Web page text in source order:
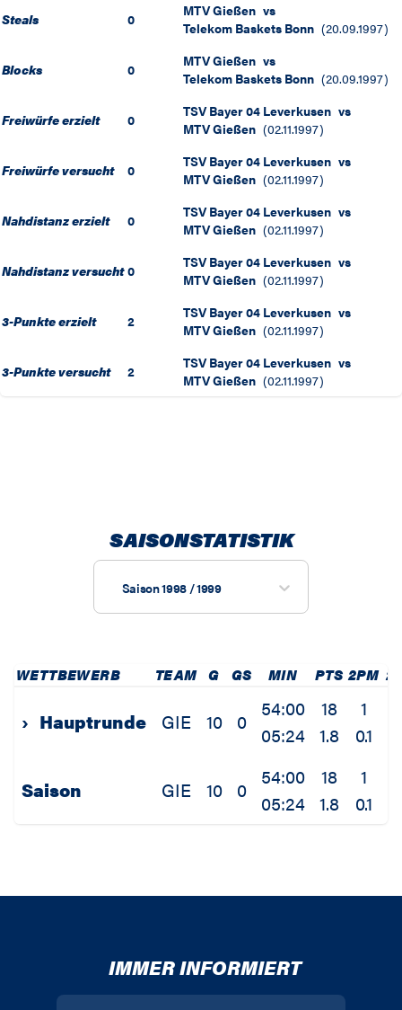
Steals 0 MTV Gießen vs
Telekom Baskets Bonn (20.09.1997)
Blocks 0 MTV Gießen vs
Telekom Baskets Bonn (20.09.1997)
Freiwürfe erzielt 0 TSV Bayer 04 Leverkusen vs
MTV Gießen (02.11.1997)
Freiwürfe versucht 0 TSV Bayer 04 Leverkusen vs
MTV Gießen (02.11.1997)
Nahdistanz erzielt 0 TSV Bayer 04 Leverkusen vs
MTV Gießen (02.11.1997)
Nahdistanz versucht 0 TSV Bayer 04 Leverkusen vs
MTV Gießen (02.11.1997)
3-Punkte erzielt 2 TSV Bayer 04 Leverkusen vs
MTV Gießen (02.11.1997)
3-Punkte versucht 2 TSV Bayer 04 Leverkusen vs
MTV Gießen (02.11.1997)
SAISONSTATISTIK
Saison 1998 / 1999
WETTBEWERB TEAM G GS MIN PTS 2PM
› Hauptrunde GIE 10 0
54:00
05:24
18
1.8
1
0.1
Saison GIE 10 0
54:00
05:24
18
1.8
1
0.1
IMMER INFORMIERT